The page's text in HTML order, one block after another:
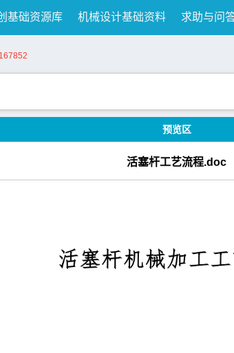
基础资源库 机械设计基础资料 求助与问
预览区
活塞杆工艺流程.doc